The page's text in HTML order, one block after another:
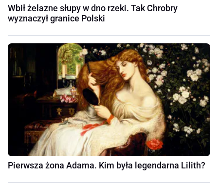
Wbił żelazne słupy w dno rzeki. Tak Chrobry
wyznaczył granice Polski
Pierwsza żona Adama. Kim była legendarna Lilith?